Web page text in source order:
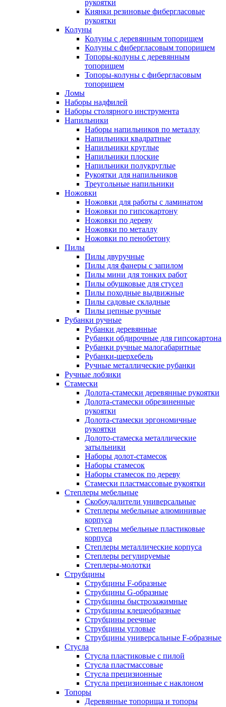
рукоятки
Киянки резиновые фибергласовые
рукоятки
Колуны
Колуны с деревянным топорищем
Колуны с фибергласовым топорищем
Топоры-колуны с деревянным
топорищем
Топоры-колуны с фибергласовым
топорищем
Ломы
Наборы надфилей
Наборы столярного инструмента
Напильники
Наборы напильников по металлу
Напильники квадратные
Напильники круглые
Напильники плоские
Напильники полукруглые
Рукоятки для напильников
Треугольные напильники
Ножовки
Ножовки для работы с ламинатом
Ножовки по гипсокартону
Ножовки по дереву
Ножовки по металлу
Ножовки по пенобетону
Пилы
Пилы двуручные
Пилы для фанеры с запилом
Пилы мини для тонких работ
Пилы обушковые для стусел
Пилы походные выдвижные
Пилы садовые складные
Пилы цепные ручные
Рубанки ручные
Рубанки деревянные
Рубанки обдирочные для гипсокартона
Рубанки ручные малогабаритные
Рубанки-шерхебель
Ручные металлические рубанки
Ручные лобзики
Стамески
Долота-стамески деревянные рукоятки
Долота-стамески обрезиненные
рукоятки
Долота-стамески эргономичные
рукоятки
Долото-стамеска металлические
затыльники
Наборы долот-стамесок
Наборы стамесок
Наборы стамесок по дереву
Стамески пластмассовые рукоятки
Степлеры мебельные
Скобоудалители универсальные
Степлеры мебельные алюминивые
корпуса
Степлеры мебельные пластиковые
корпуса
Степлеры металлические корпуса
Степлеры регулируемые
Степлеры-молотки
Струбцины
Струбцины F-образные
Струбцины G-образные
Струбцины быстрозажимные
Струбцины клещеобразные
Струбцины реечные
Струбцины угловые
Струбцины универсальные F-образные
Стусла
Стусла пластиковые с пилой
Стусла пластмассовые
Стусла прецизионные
Стусла прецизионные с наклоном
Топоры
Деревянные топорища и топоры